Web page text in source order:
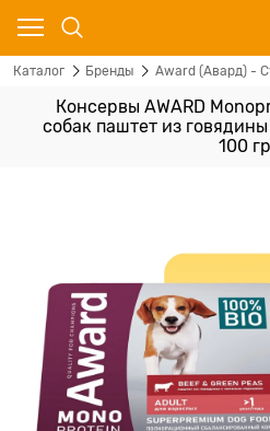
Каталог Бренды Award (Авард) -
Консервы AWARD
собак паштет из
100 гр